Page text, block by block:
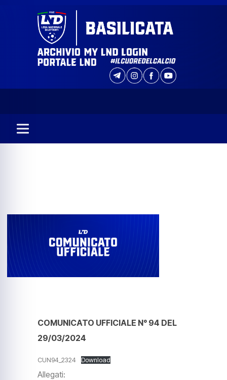
COMUNICATO UFFICIALE N° 94 DEL
29/03/2024
CUN94_2324 Download
Allegati: